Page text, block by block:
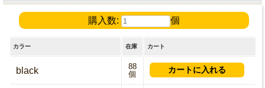
購入数: 個
カラー 在庫 カート
black
88
個